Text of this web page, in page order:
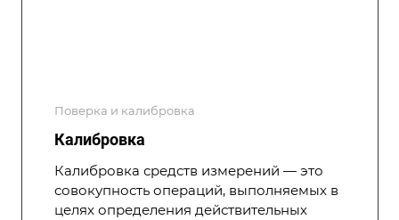
Поверка и калибровка
Калибровка
Калибровка средств измерений — это
совокупность операций, выполняемых в
целях определения действительных